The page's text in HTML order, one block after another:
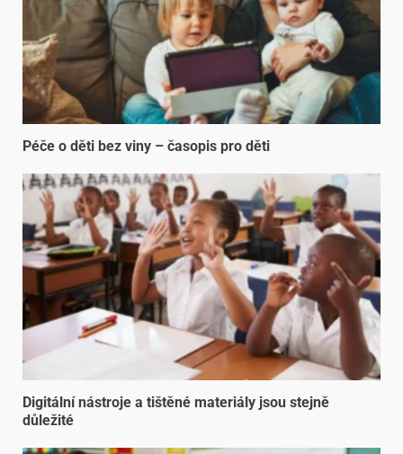
Péče o děti bez viny – časopis pro děti
Digitální nástroje a tištěné materiály jsou stejně
důležité